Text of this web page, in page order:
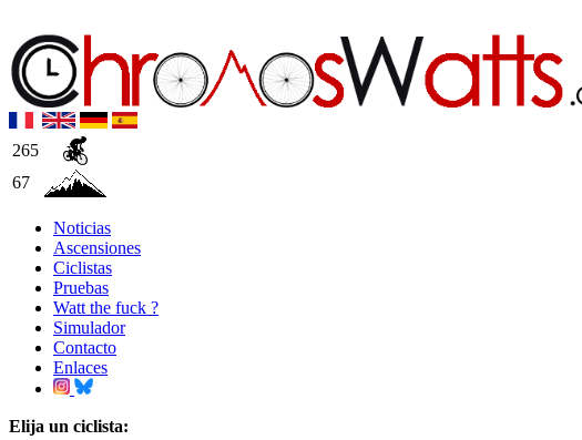
265
67
Noticias
Ascensiones
Ciclistas
Pruebas
Watt the fuck ?
Simulador
Contacto
Enlaces
Elija un ciclista: